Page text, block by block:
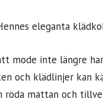
eleganta
mode inte längre
och klädlinjer kan
mattan och